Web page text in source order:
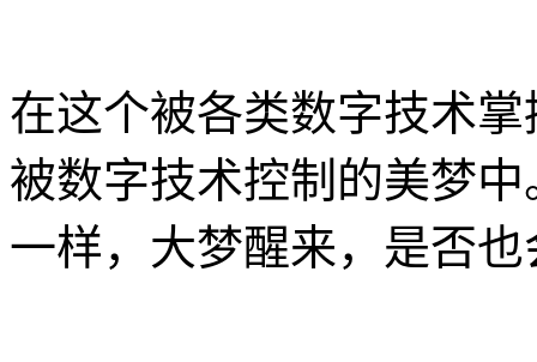
在这个被各类数字技术
被数字技术控制的美梦
一样，大梦醒来，是否